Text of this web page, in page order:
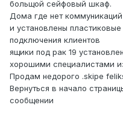
больщой сейфовый шкаф.
Дома где нет
и установлены
подключения клиентов
ящики под рак 19
хорошими специалистами
Продам недорого .skipe
Вернуться в начало
сообщении